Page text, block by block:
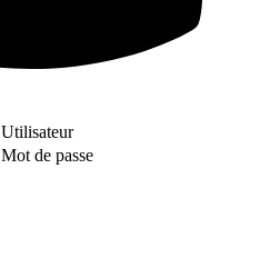
Utilisateur
Mot de passe